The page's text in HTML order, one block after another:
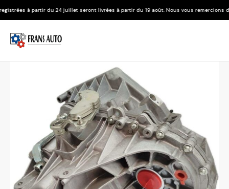
juillet seront livrées à partir du 19 août. Nous vous remercions de votre